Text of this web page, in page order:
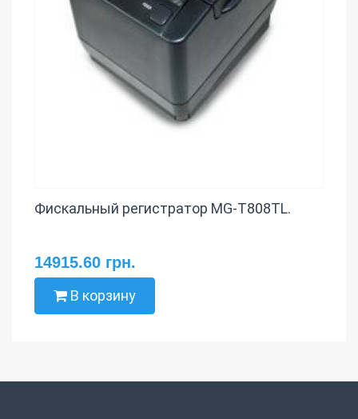
Фискальный регистратор MG-T808TL.
14915.60 грн.
В корзину